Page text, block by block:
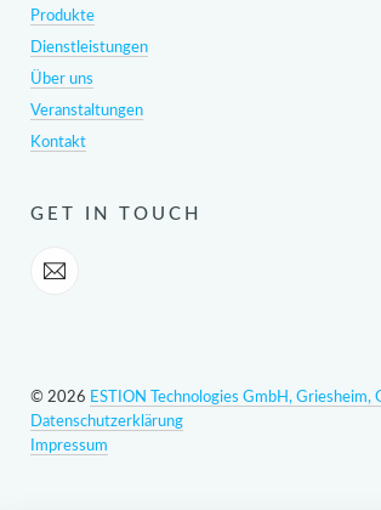
Produkte
Dienstleistungen
Über uns
Veranstaltungen
Kontakt
GET IN TOUCH
© 2026 ESTION Technologies GmbH, Griesheim,
Datenschutzerklärung
Impressum